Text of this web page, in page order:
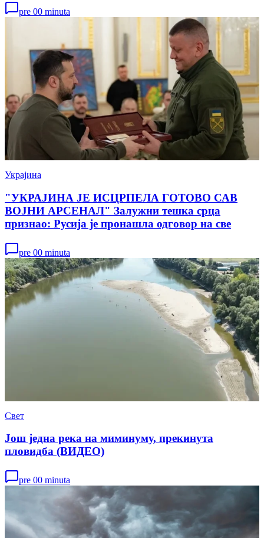
pre 00 minuta
Украјина
"УКРАЈИНА ЈЕ ИСЦРПЕЛА ГОТОВО САВ
ВОЈНИ АРСЕНАЛ" Залужни тешка срца
признао: Русија је пронашла одговор на све
pre 00 minuta
Свет
Још једна река на миминуму, прекинута
пловидба (ВИДЕО)
pre 00 minuta